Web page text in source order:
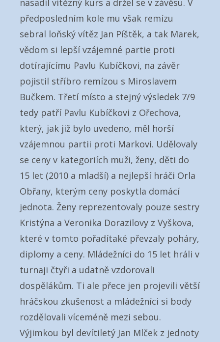
nasadil vítězný kurs a držel se v závěsu. V
předposledním kole mu však remízu
sebral loňský vítěz Jan Píštěk, a tak Marek,
vědom si lepší vzájemné partie proti
dotírajícímu Pavlu Kubíčkovi, na závěr
pojistil stříbro remízou s Miroslavem
Bučkem. Třetí místo a stejný výsledek 7/9
tedy patří Pavlu Kubíčkovi z Ořechova,
který, jak již bylo uvedeno, měl horší
vzájemnou partii proti Markovi. Udělovaly
se ceny v kategoriích muži, ženy, děti do
15 let (2010 a mladší) a nejlepší hráči Orla
Obřany, kterým ceny poskytla domácí
jednota. Ženy reprezentovaly pouze sestry
Kristýna a Veronika Dorazilovy z Vyškova,
které v tomto pořadítaké převzaly poháry,
diplomy a ceny. Mládežníci do 15 let hráli v
turnaji čtyři a udatně vzdorovali
dospělákům. Ti ale přece jen projevili větší
hráčskou zkušenost a mládežníci si body
rozdělovali víceméně mezi sebou.
Výjimkou byl devítiletý Jan Mlček z jednoty